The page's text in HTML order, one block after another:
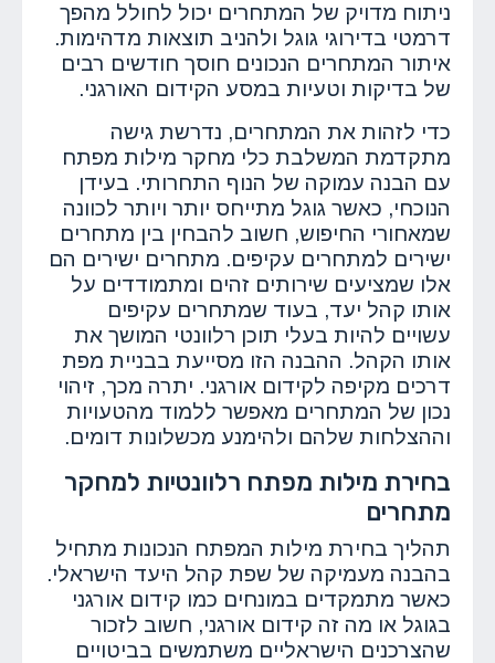
ניתוח מדויק של המתחרים יכול לחולל מהפך
דרמטי בדירוגי גוגל ולהניב תוצאות מדהימות.
איתור המתחרים הנכונים חוסך חודשים רבים
של בדיקות וטעיות במסע הקידום האורגני.
כדי לזהות את המתחרים, נדרשת גישה
מתקדמת המשלבת כלי מחקר מילות מפתח
עם הבנה עמוקה של הנוף התחרותי. בעידן
הנוכחי, כאשר גוגל מתייחס יותר ויותר לכוונה
שמאחורי החיפוש, חשוב להבחין בין מתחרים
ישירים למתחרים עקיפים. מתחרים ישירים הם
אלו שמציעים שירותים זהים ומתמודדים על
אותו קהל יעד, בעוד שמתחרים עקיפים
עשויים להיות בעלי תוכן רלוונטי המושך את
אותו הקהל. ההבנה הזו מסייעת בבניית מפת
דרכים מקיפה לקידום אורגני. יתרה מכך, זיהוי
נכון של המתחרים מאפשר ללמוד מהטעויות
וההצלחות שלהם ולהימנע מכשלונות דומים.
בחירת מילות מפתח רלוונטיות למחקר
מתחרים
תהליך בחירת מילות המפתח הנכונות מתחיל
בהבנה מעמיקה של שפת קהל היעד הישראלי.
כאשר מתמקדים במונחים כמו קידום אורגני
בגוגל או מה זה קידום אורגני, חשוב לזכור
שהצרכנים הישראליים משתמשים בביטויים